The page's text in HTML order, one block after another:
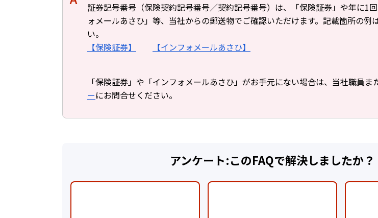
証券記号番号（保険契約記号番号／契約記号番号）は、「保険証券」や年に1
ォメールあさひ」等、当社からの郵送物でご確認いただけます。記載箇所の例
い。
【保険証券】
【インフォメールあさひ】
「保険証券」や「インフォメールあさひ」がお手元にない場合は、当社職員ま
ーにお問合せください。
アンケート:このFAQで解決しましたか？